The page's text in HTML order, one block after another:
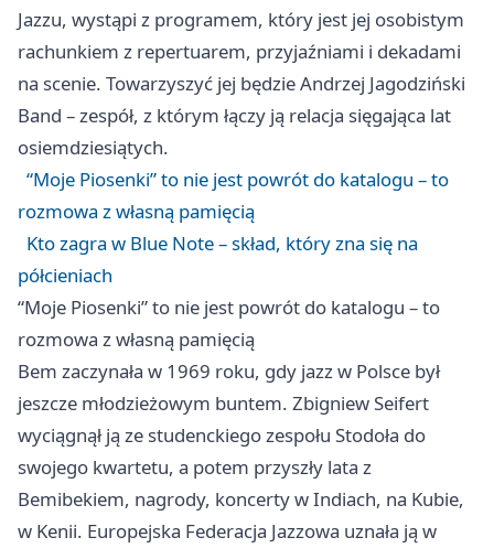
Jazzu, wystąpi z programem, który jest jej osobistym
rachunkiem z repertuarem, przyjaźniami i dekadami
na scenie. Towarzyszyć jej będzie Andrzej Jagodziński
Band – zespół, z którym łączy ją relacja sięgająca lat
osiemdziesiątych.
“Moje Piosenki” to nie jest powrót do katalogu – to
rozmowa z własną pamięcią
Kto zagra w Blue Note – skład, który zna się na
półcieniach
“Moje Piosenki” to nie jest powrót do katalogu – to
rozmowa z własną pamięcią
Bem zaczynała w 1969 roku, gdy jazz w Polsce był
jeszcze młodzieżowym buntem. Zbigniew Seifert
wyciągnął ją ze studenckiego zespołu Stodoła do
swojego kwartetu, a potem przyszły lata z
Bemibekiem, nagrody, koncerty w Indiach, na Kubie,
w Kenii. Europejska Federacja Jazzowa uznała ją w